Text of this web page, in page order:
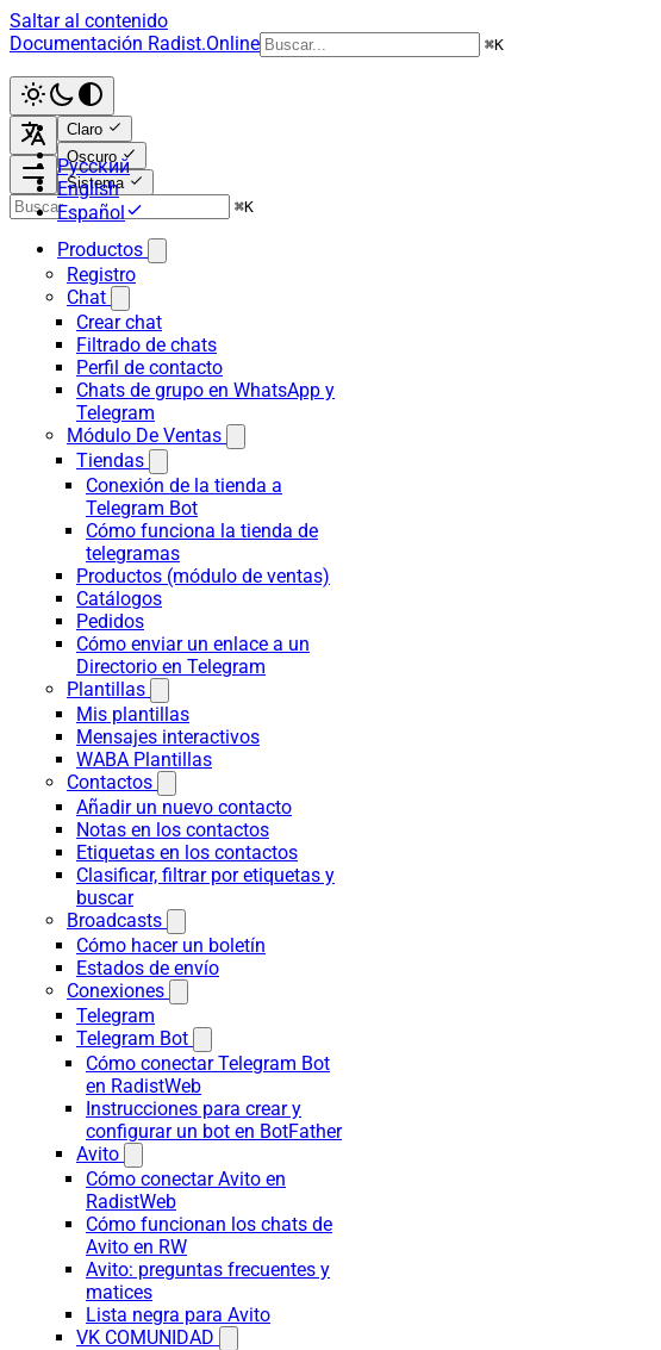
Saltar al contenido
Documentación Radist.Online
⌘K
Claro
Oscuro
Sistema
Русский
English
Español
⌘K
Productos
Registro
Chat
Crear chat
Filtrado de chats
Perfil de contacto
Chats de grupo en WhatsApp y
Telegram
Módulo De Ventas
Tiendas
Conexión de la tienda a
Telegram Bot
Cómo funciona la tienda de
telegramas
Productos (módulo de ventas)
Catálogos
Pedidos
Cómo enviar un enlace a un
Directorio en Telegram
Plantillas
Mis plantillas
Mensajes interactivos
WABA Plantillas
Contactos
Añadir un nuevo contacto
Notas en los contactos
Etiquetas en los contactos
Clasificar, filtrar por etiquetas y
buscar
Broadcasts
Cómo hacer un boletín
Estados de envío
Conexiones
Telegram
Telegram Bot
Cómo conectar Telegram Bot
en RadistWeb
Instrucciones para crear y
configurar un bot en BotFather
Avito
Cómo conectar Avito en
RadistWeb
Cómo funcionan los chats de
Avito en RW
Avito: preguntas frecuentes y
matices
Lista negra para Avito
VK COMUNIDAD